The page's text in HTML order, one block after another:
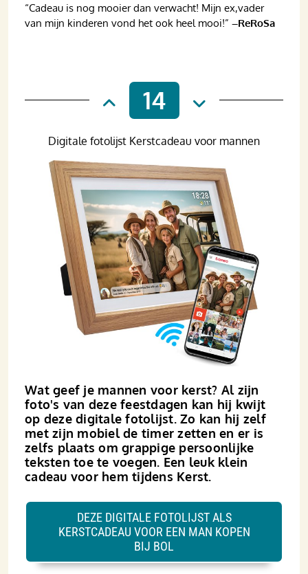
“Cadeau is nog mooier dan verwacht! Mijn ex,vader
van mijn kinderen vond het ook heel mooi!” –ReRoSa
14
Wat geef je mannen voor kerst? Al zijn
foto's van deze feestdagen kan hij kwijt
op deze digitale fotolijst. Zo kan hij zelf
met zijn mobiel de timer zetten en er is
zelfs plaats om grappige persoonlijke
teksten toe te voegen. Een leuk klein
cadeau voor hem tijdens Kerst.
Digitale fotolijst Kerstcadeau voor mannen
DEZE DIGITALE FOTOLIJST ALS
KERSTCADEAU VOOR EEN MAN KOPEN
BIJ BOL